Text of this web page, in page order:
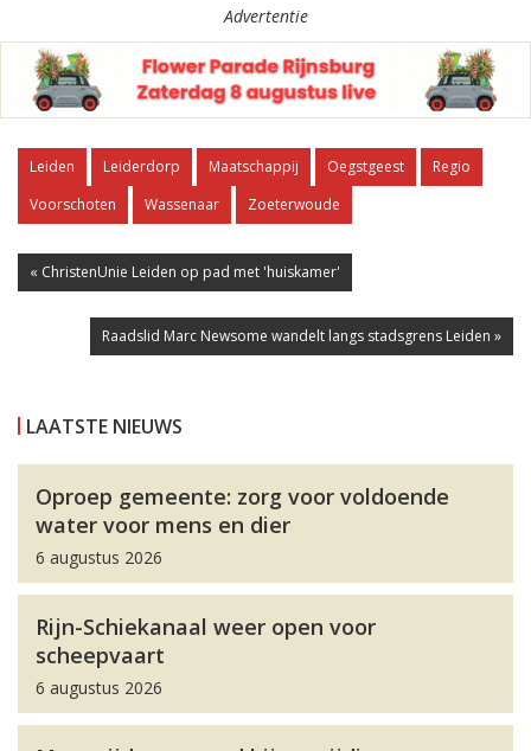
Advertentie
Leiden Leiderdorp Maatschappij Oegstgeest
Regio
Voorschoten
Wassenaar Zoeterwoude
« ChristenUnie Leiden op pad met 'huiskamer'
Raadslid Marc Newsome wandelt langs stadsgrens Leiden »
LAATSTE NIEUWS
Oproep gemeente: zorg voor voldoende
water voor mens en dier
6 augustus 2026
Rijn-Schiekanaal weer open voor
scheepvaart
6 augustus 2026